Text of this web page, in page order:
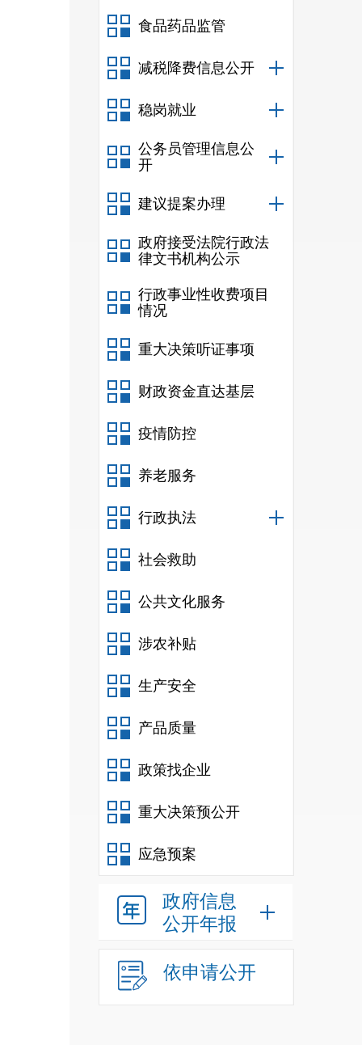
食品药品监管
减税降费信息公开
稳岗就业
公务员管理信息公
开
建议提案办理
政府接受法院行政法
律文书机构公示
行政事业性收费项目
情况
重大决策听证事项
财政资金直达基层
疫情防控
养老服务
行政执法
社会救助
公共文化服务
涉农补贴
生产安全
产品质量
政策找企业
重大决策预公开
应急预案
政府信息
公开年报
依申请公开